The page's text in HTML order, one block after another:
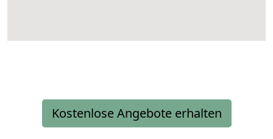
Kostenlose Angebote erhalten